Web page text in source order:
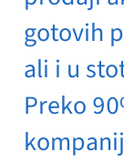
gotovih
ali i u
Preko